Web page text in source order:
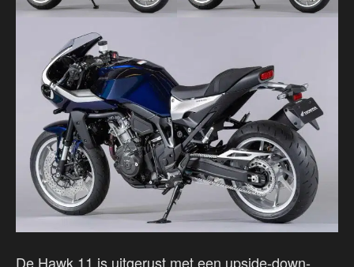
De Hawk 11 is uitgerust met een upside-down-